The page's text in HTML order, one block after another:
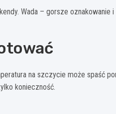
Wada – gorsze oznakowanie
na szczycie może spaść
konieczność.